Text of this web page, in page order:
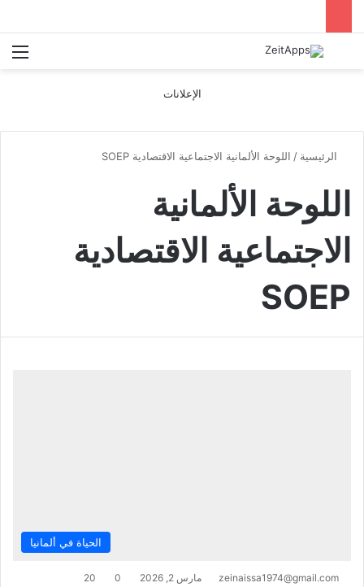
بحث عن
الإعلانات
الرئيسية / اللوحة الألمانية الاجتماعية الاقتصادية SOEP
اللوحة الألمانية
الاجتماعية الاقتصادية
SOEP
الحياة في ألمانيا
zeinaissa1974@gmail.com مارس 2, 2026 0
20